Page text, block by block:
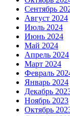
Сентябрь
Август 2024
Июль 2024
Июнь 2024
Май 2024
Апрель 2024
Март 2024
Февраль
Январь 2024
Декабрь
Ноябрь 2023
Октябрь